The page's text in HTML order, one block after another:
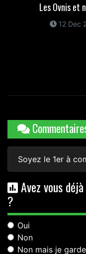
Les Ovnis et
12 Dec
Soyez le 1er à
Avez vous
?
Oui
Non
Non mais je